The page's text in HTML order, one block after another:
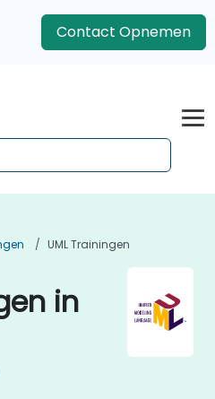
Contact Opnemen
UML Trainingen
in